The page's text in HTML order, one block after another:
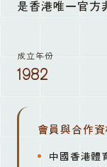
是香港唯一官方
成立年份
1982
會員與合作資
中國香港體